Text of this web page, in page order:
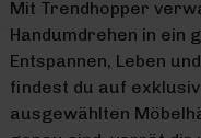
Mit Trendhopper
Handumdrehen in ein
Entspannen, Leben
findest du auf
ausgewählten